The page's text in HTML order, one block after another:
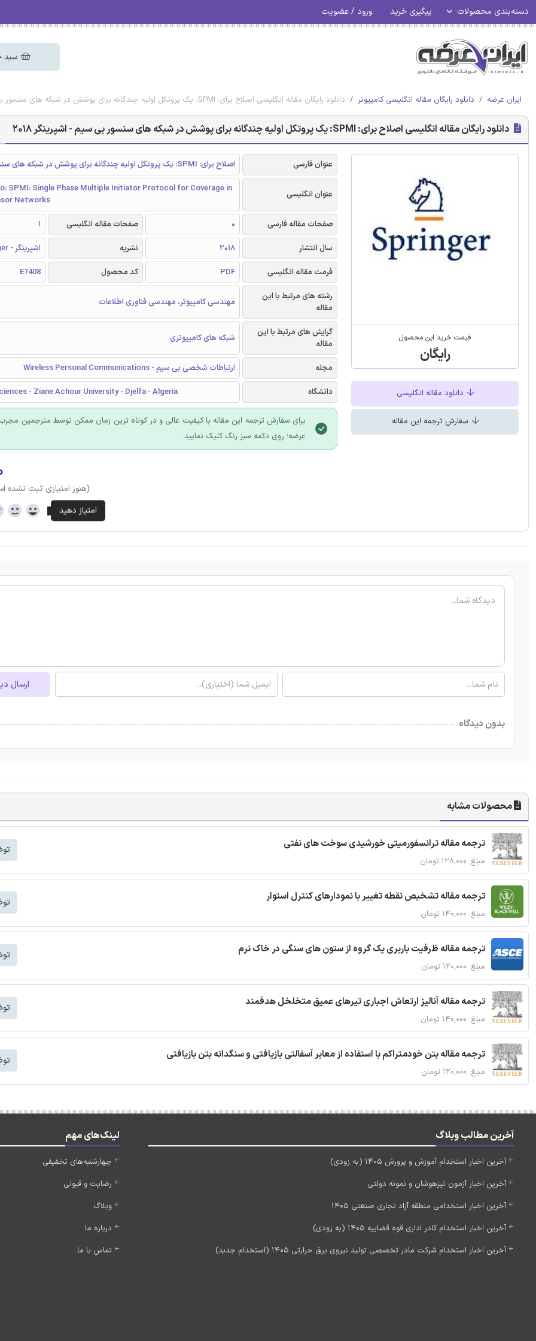
دسته‌بندی محصولات پیگیری خرید ورود / عضویت
سبد
ایران عرضه دانلود رایگان مقاله انگلیسی کامپیوتر دانلود رایگان مقاله انگلیسی اصلاح برای: SPMI: یک پروتکل اولیه چندگانه برای پوشش در شبکه های سنسور بی سیم - اشپرینگر 2018
دانلود رایگان مقاله انگلیسی اصلاح برای: SPMI: یک پروتکل اولیه چندگانه برای پوشش در شبکه های سنسور بی سیم - اشپرینگر 2018
قیمت خرید این محصول
رایگان
دانلود مقاله انگلیسی
سفارش ترجمه این مقاله
عنوان فارسی اصلاح برای: SPMI: یک پروتکل اولیه چندگانه برای پوشش در شبکه های سنسور بی سیم
عنوان انگلیسی
SPMI: Single Phase Multiple Initiator Protocol for Coverage in
Networks
صفحات مقاله فارسی
0 صفحات مقاله انگلیسی
1
سال انتشار
2018 نشریه
اشپرینگر - Springer
فرمت مقاله انگلیسی
PDF کد محصول
E7408
رشته های مرتبط با این
مقاله
مهندسی کامپیوتر، مهندسی فناوری اطلاعات
گرایش های مرتبط با این
مقاله
شبکه های کامپیوتری
مجله
ارتباطات شخصی بی سیم - Wireless Personal Communications
دانشگاه
- Ziane Achour University - Djelfa - Algeria
برای سفارش ترجمه این مقاله با کیفیت عالی و در کوتاه ترین زمان ممکن توسط مترجمین
عرضه؛ روی دکمه سبز رنگ کلیک نمایید.
(هنوز امتیازی ثبت نشده
ارسال
بدون دیدگاه
محصولات مشابه
ترجمه مقاله ترانسفورمیتی خورشیدی سوخت های نفتی
مبلغ: ۱۲۸,۰۰۰ تومان
ترجمه مقاله تشخیص نقطه تغییر با نمودارهای کنترل استوار
مبلغ: ۱۴۰,۰۰۰ تومان
ترجمه مقاله ظرفیت باربری یک گروه از ستون های سنگی در خاک نرم
مبلغ: ۱۲۰,۰۰۰ تومان
ترجمه مقاله آنالیز ارتعاش اجباری تیرهای عمیق متخلخل هدفمند
مبلغ: ۱۴۰,۰۰۰ تومان
ترجمه مقاله بتن خودمتراکم با استفاده از معابر آسفالتی بازیافتی و سنگدانه بتن بازیافتی
مبلغ: ۱۲۰,۰۰۰ تومان
آخرین مطالب وبلاگ
آخرین اخبار استخدام آموزش و پرورش 1405 (به زودی)
آخرین اخبار آزمون تیزهوشان و نمونه دولتی
آخرین اخبار استخدامی منطقه آزاد تجاری صنعتی 1405
آخرین اخبار استخدام کادر اداری قوه قضاییه 1405 (به زودی)
آخرین اخبار استخدام شرکت مادر تخصصی تولید نیروی برق حرارتی 1405 (استخدام جدید)
لینک‌های مهم
چهارشنبه‌های تخفیفی
رضایت و قبولی
وبلاگ
درباره ما
تماس با ما